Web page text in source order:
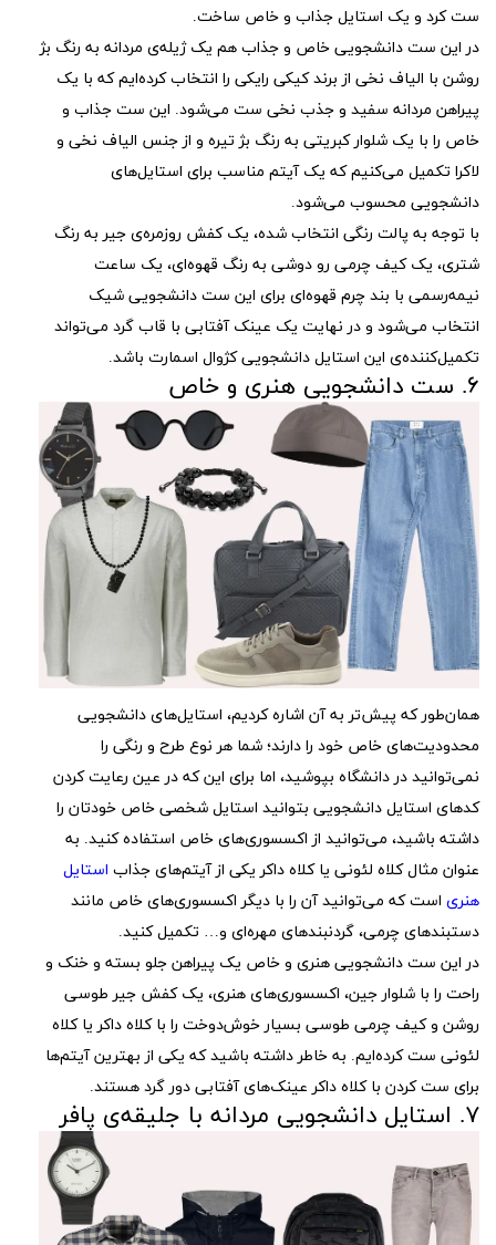
ست کرد و یک استایل جذاب و خاص ساخت.
در این ست دانشجویی خاص و جذاب هم یک ژیله‌ی مردانه به رنگ بژ
روشن با الیاف نخی از برند کیکی رایکی را انتخاب کرده‌ایم که با یک
پیراهن مردانه سفید و جذب نخی ست می‌شود. این ست جذاب و
خاص را با یک شلوار کبریتی به رنگ بژ تیره و از جنس الیاف نخی و
لاکرا تکمیل می‌کنیم که یک آیتم مناسب برای استایل‌های
دانشجویی محسوب می‌شود.
با توجه به پالت رنگی انتخاب شده، یک کفش روزمره‌ی جیر به رنگ
شتری، یک کیف چرمی رو دوشی به رنگ قهوه‌ای، یک ساعت
نیمه‌رسمی با بند چرم قهوه‌ای برای این ست دانشجویی شیک
انتخاب می‌شود و در نهایت یک عینک آفتابی با قاب گرد می‌تواند
تکمیل‌کننده‌ی این استایل دانشجویی کژوال اسمارت باشد.
۶. ست دانشجویی هنری و خاص
همان‌طور که پیش‌تر به آن اشاره کردیم، استایل‌های دانشجویی
محدودیت‌های خاص خود را دارند؛ شما هر نوع طرح و رنگی را
نمی‌توانید در دانشگاه بپوشید، اما برای این که در عین رعایت کردن
کدهای استایل دانشجویی بتوانید استایل شخصی خاص خودتان را
داشته باشید، می‌توانید از اکسسوری‌های خاص استفاده کنید. به
عنوان مثال کلاه لئونی یا کلاه داکر یکی از آیتم‌های جذاب استایل
هنری است که می‌توانید آن را با دیگر اکسسوری‌های خاص مانند
دستبندهای چرمی، گردنبندهای مهره‌ای و… تکمیل کنید.
در این ست دانشجویی هنری و خاص یک پیراهن جلو بسته و خنک و
راحت را با شلوار جین، اکسسوری‌های هنری، یک کفش جیر طوسی
روشن و کیف چرمی طوسی بسیار خوش‌دوخت را با کلاه داکر یا کلاه
لئونی ست کرده‌ایم. به خاطر داشته باشید که یکی از بهترین آیتم‌ها
برای ست کردن با کلاه داکر عینک‌های آفتابی دور گرد هستند.
۷. استایل دانشجویی مردانه با جلیقه‌ی پافر